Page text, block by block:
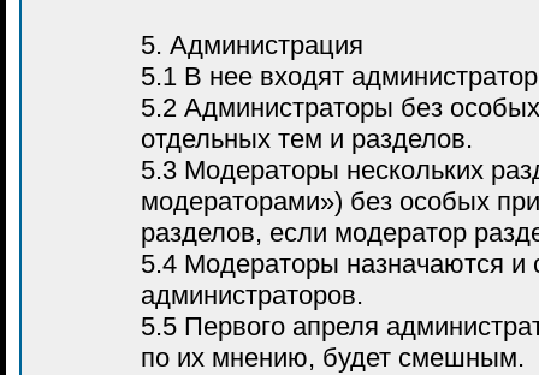
5. Администрация
5.1 В нее входят
5.2 Администраторы без
отдельных тем и разделов.
5.3 Модераторы нескольких
модераторами») без особых
разделов, если модератор
5.4 Модераторы назначаются
администраторов.
5.5 Первого апреля
по их мнению, будет смешным.